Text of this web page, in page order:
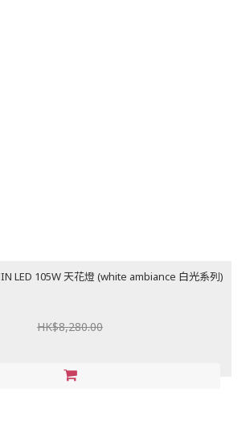
LED 105W 天花燈 (white ambiance 白光系列)
HK$8,280.00